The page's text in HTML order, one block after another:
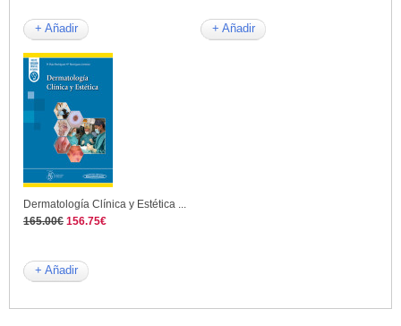
+ Añadir + Añadir
Dermatología Clínica y Estética ...
165.00€ 156.75€
+ Añadir